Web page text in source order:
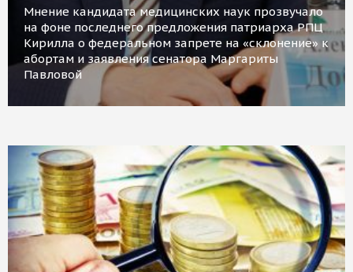
Мнение кандидата медицинских наук прозвучало
на фоне последнего предложения патриарха РПЦ
Кирилла о федеральном запрете на «склонение» к
абортам и заявления сенатора Маргариты
Павловой